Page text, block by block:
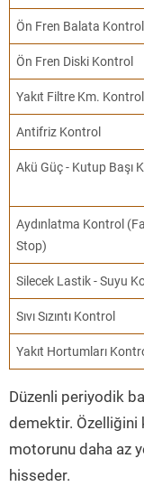
Ön Fren Balata Kontrol
Ön Fren Diski Kontrol
Yakıt Filtre Km. Kontrol
Antifriz Kontrol
Akü Güç - Kutup Başı
Aydınlatma Kontrol
Stop)
Silecek Lastik - Suyu
Sıvı Sızıntı Kontrol
Yakıt Hortumları
Düzenli periyodik
demektir. Özelliğini
motorunu daha az
hisseder.